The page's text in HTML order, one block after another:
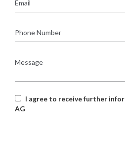
Number
I agree to receive further
AG